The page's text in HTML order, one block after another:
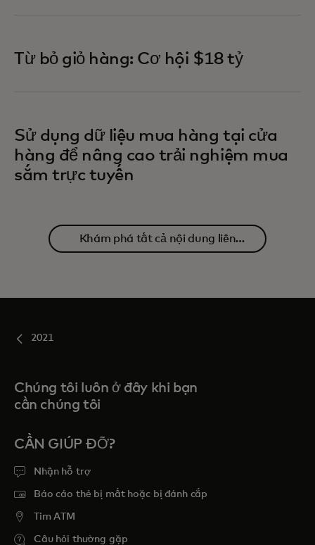
Từ bỏ giỏ hàng: Cơ hội $18 tỷ
Sử dụng dữ liệu mua hàng tại cửa
hàng để nâng cao trải nghiệm mua
sắm trực tuyến
Khám phá tất cả nội dung liên
2021
Chúng tôi luôn ở đây khi bạn
cần chúng tôi
CẦN GIÚP ĐỠ?
Nhận hỗ trợ
Báo cáo thẻ bị mất hoặc bị đánh cắp
Tim ATM
Câu hỏi thường gặp